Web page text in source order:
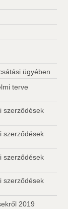
ügyében
terve
szerződések
szerződések
szerződések
szerződések
2019